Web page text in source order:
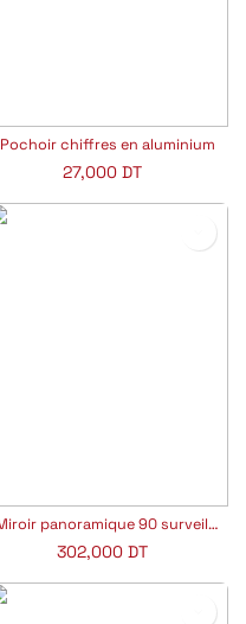
Pochoir chiffres en aluminium
27,000 DT
Miroir panoramique 90 surveillance
302,000 DT